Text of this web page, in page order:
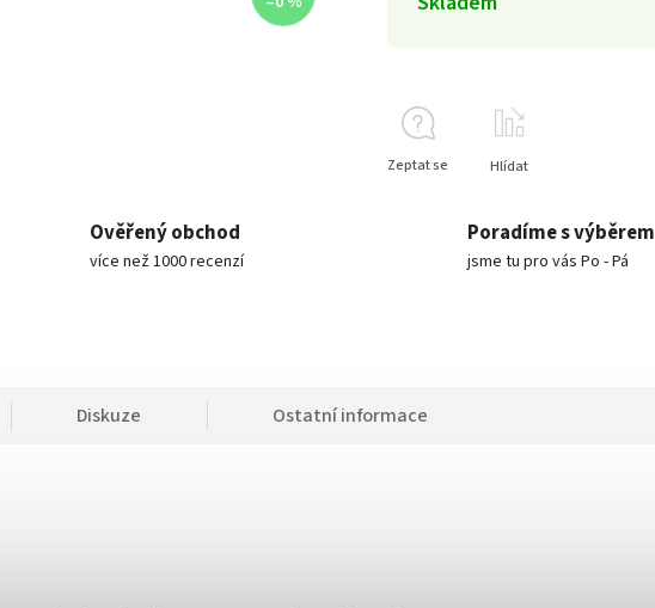
Zeptat se Hlídat
Ověřený obchod
více než 1000 recenzí
Poradíme s výběrem
jsme tu pro vás Po - Pá
Diskuze Ostatní informace